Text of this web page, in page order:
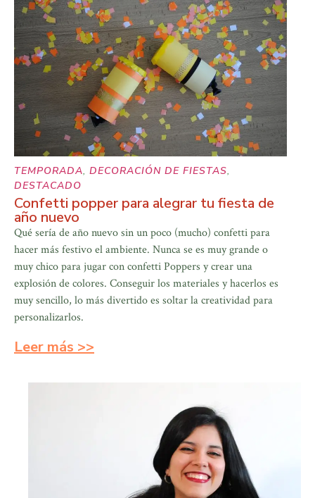
TEMPORADA, DECORACIÓN DE FIESTAS,
DESTACADO
Confetti popper para alegrar tu fiesta de
año nuevo
Qué sería de año nuevo sin un poco (mucho) confetti para
hacer más festivo el ambiente. Nunca se es muy grande o
muy chico para jugar con confetti Poppers y crear una
explosión de colores. Conseguir los materiales y hacerlos es
muy sencillo, lo más divertido es soltar la creatividad para
personalizarlos.
Leer más >>